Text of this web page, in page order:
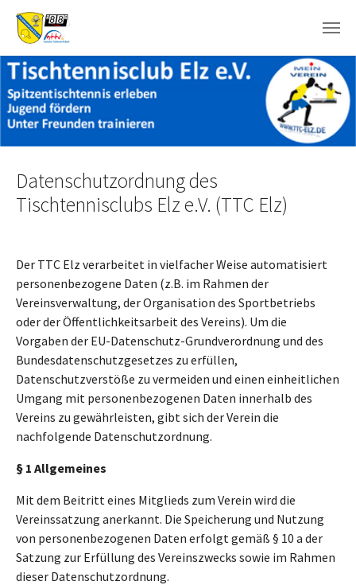
Skip to main content
Datenschutzordnung des
Tischtennisclubs Elz e.V. (TTC Elz)
Der TTC Elz verarbeitet in vielfacher Weise automatisiert
personenbezogene Daten (z.B. im Rahmen der
Vereinsverwaltung, der Organisation des Sportbetriebs
oder der Öffentlichkeitsarbeit des Vereins). Um die
Vorgaben der EU-Datenschutz-Grundverordnung und des
Bundesdatenschutzgesetzes zu erfüllen,
Datenschutzverstöße zu vermeiden und einen einheitlichen
Umgang mit personenbezogenen Daten innerhalb des
Vereins zu gewährleisten, gibt sich der Verein die
nachfolgende Datenschutzordnung.
§ 1 Allgemeines
Mit dem Beitritt eines Mitglieds zum Verein wird die
Vereinssatzung anerkannt. Die Speicherung und Nutzung
von personenbezogenen Daten erfolgt gemäß § 10 a der
Satzung zur Erfüllung des Vereinszwecks sowie im Rahmen
dieser Datenschutzordnung.